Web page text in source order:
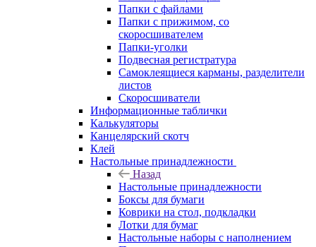
Папки с файлами
Папки с прижимом, со
скоросшивателем
Папки-уголки
Подвесная регистратура
Самоклеящиеся карманы, разделители
листов
Скоросшиватели
Информационные таблички
Калькуляторы
Канцелярский скотч
Клей
Настольные принадлежности
Назад
Настольные принадлежности
Боксы для бумаги
Коврики на стол, подкладки
Лотки для бумаг
Настольные наборы с наполнением